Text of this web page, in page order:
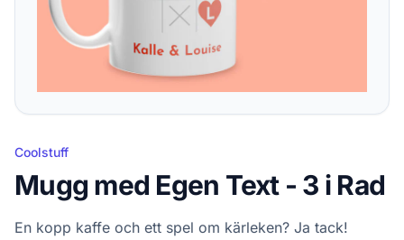
Coolstuff
Mugg med Egen Text - 3 i Rad
En kopp kaffe och ett spel om kärleken? Ja tack!